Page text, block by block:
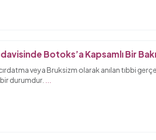
Botoks’a Kapsamlı Bir
veya Bruksizm olarak anılan tıbbi
bir durumdur.